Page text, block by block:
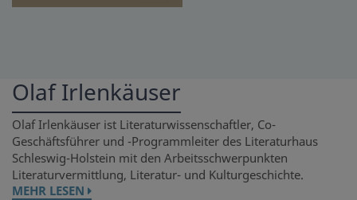
Olaf Irlenkäuser
Olaf Irlenkäuser ist Literaturwissenschaftler, Co-
Geschäftsführer und -Programmleiter des Literaturhaus
Schleswig-Holstein mit den Arbeitsschwerpunkten
Literaturvermittlung, Literatur- und Kulturgeschichte.
MEHR LESEN